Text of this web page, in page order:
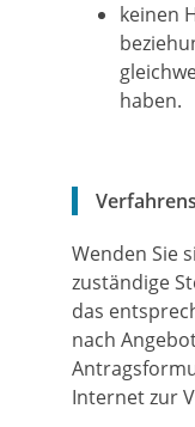
keinen
haben.
Wenden Sie
zuständige
das
nach
Internet zur